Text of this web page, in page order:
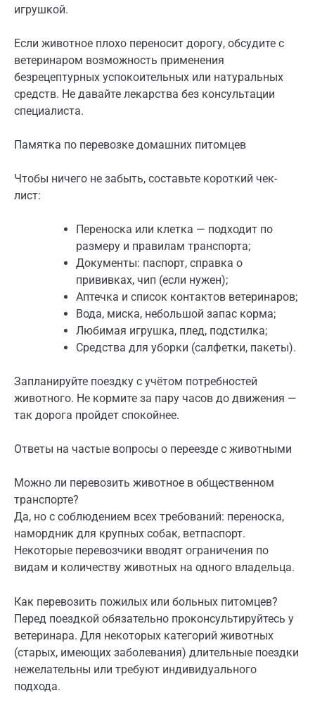
игрушкой.
Если животное плохо переносит дорогу, обсудите с
ветеринаром возможность применения
безрецептурных успокоительных или натуральных
средств. Не давайте лекарства без консультации
специалиста.
Памятка по перевозке домашних питомцев
Чтобы ничего не забыть, составьте короткий чек-
лист:
Переноска или клетка — подходит по
размеру и правилам транспорта;
Документы: паспорт, справка о
прививках, чип (если нужен);
Аптечка и список контактов ветеринаров;
Вода, миска, небольшой запас корма;
Любимая игрушка, плед, подстилка;
Средства для уборки (салфетки, пакеты).
Запланируйте поездку с учётом потребностей
животного. Не кормите за пару часов до движения —
так дорога пройдет спокойнее.
Ответы на частые вопросы о переезде с животными
Можно ли перевозить животное в общественном
транспорте?
Да, но с соблюдением всех требований: переноска,
намордник для крупных собак, ветпаспорт.
Некоторые перевозчики вводят ограничения по
видам и количеству животных на одного владельца.
Как перевозить пожилых или больных питомцев?
Перед поездкой обязательно проконсультируйтесь у
ветеринара. Для некоторых категорий животных
(старых, имеющих заболевания) длительные поездки
нежелательны или требуют индивидуального
подхода.